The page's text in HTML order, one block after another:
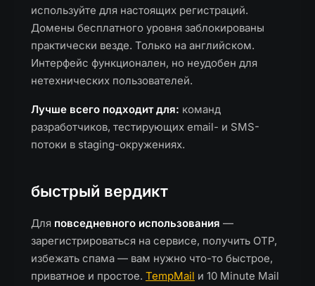
используйте для настоящих регистраций.
Домены бесплатного уровня заблокированы
практически везде. Только на английском.
Интерфейс функционален, но неудобен для
нетехнических пользователей.
Лучше всего подходит для: команд
разработчиков, тестирующих email- и SMS-
потоки в staging-окружениях.
быстрый вердикт
Для повседневного использования —
зарегистрироваться на сервисе, получить OTP,
избежать спама — вам нужно что-то быстрое,
приватное и простое. TempMail и 10 Minute Mail